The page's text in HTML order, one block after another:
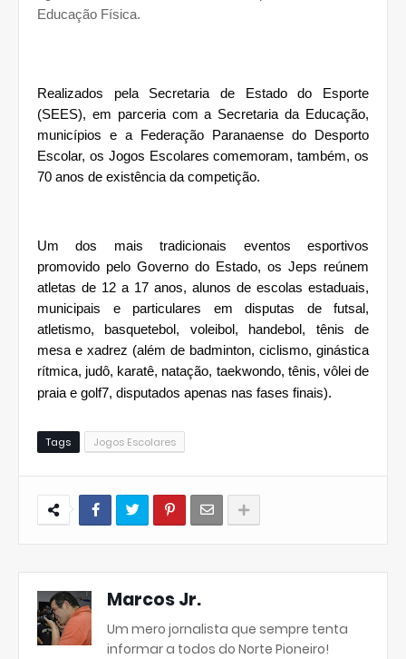
Educação Física.
Realizados pela Secretaria de Estado do Esporte
(SEES), em parceria com a Secretaria da Educação,
municípios e a Federação Paranaense do Desporto
Escolar, os Jogos Escolares comemoram, também, os
70 anos de existência da competição.
Um dos mais tradicionais eventos esportivos
promovido pelo Governo do Estado, os Jeps reúnem
atletas de 12 a 17 anos, alunos de escolas estaduais,
municipais e particulares em disputas de futsal,
atletismo, basquetebol, voleibol, handebol, tênis de
mesa e xadrez (além de badminton, ciclismo, ginástica
rítmica, judô, karatê, natação, taekwondo, tênis, vôlei de
praia e golf7, disputados apenas nas fases finais).
Tags Jogos Escolares
Marcos Jr.
Um mero jornalista que sempre tenta
informar a todos do Norte Pioneiro!